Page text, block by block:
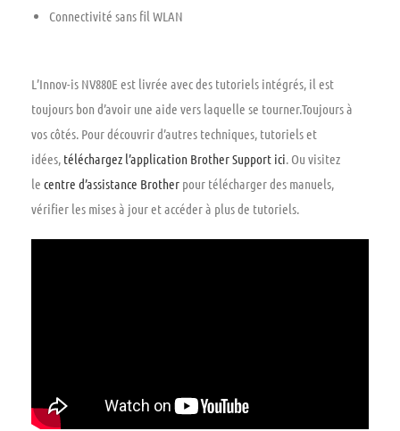
Connectivité sans fil WLAN
L’Innov-is NV880E est livrée avec des tutoriels intégrés, il est
toujours bon d’avoir une aide vers laquelle se tourner.Toujours à
vos côtés. Pour découvrir d’autres techniques, tutoriels et
idées, téléchargez l’application Brother Support ici . Ou visitez
le centre d’assistance Brother pour télécharger des manuels,
vérifier les mises à jour et accéder à plus de tutoriels.